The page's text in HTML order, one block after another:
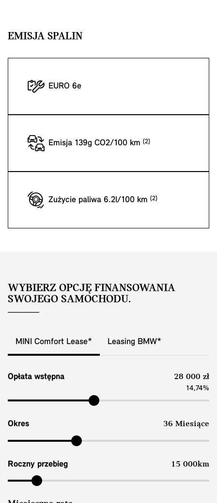
EMISJA SPALIN
EURO 6e
Emisja 139g CO2/100 km
Zużycie paliwa 6.2l/100 km
WYBIERZ OPCJĘ FINANSOWANIA
SWOJEGO SAMOCHODU.
MINI Comfort Lease* Leasing BMW*
Opłata wstępna 28 000 zł
14,74%
Okres 36 Miesiące
Roczny przebieg 15 000km